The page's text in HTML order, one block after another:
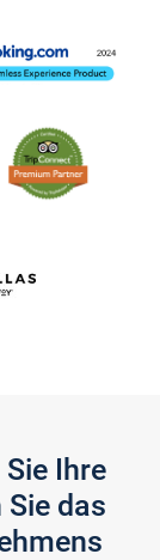
Ihre
das